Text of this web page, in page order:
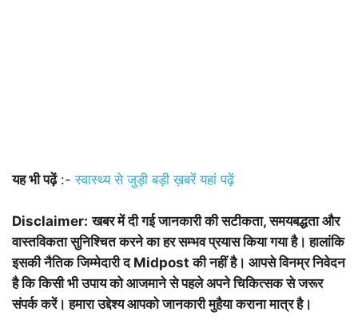
यह भी पढ़ें:-स्वास्थ्य से जुड़ी बड़ी ख़बरें यहां पढ़ें
Disclaimer: खबर में दी गई जानकारी की सटीकता, समयबद्धता और
वास्तविकता सुनिश्चित करने का हर सम्भव प्रयास किया गया है। हालांकि
इसकी नैतिक जिम्मेदारी द Midpost की नहीं है। आपसे विनम्र निवेदन
है कि किसी भी उपाय को आजमाने से पहले अपने चिकित्सक से जरूर
संपर्क करें। हमारा उद्देश्य आपको जानकारी मुहैया कराना मात्र है।